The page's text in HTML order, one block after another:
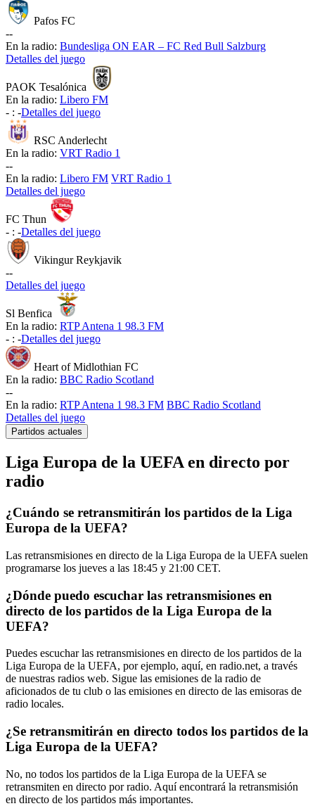
Pafos FC
--
En la radio: Bundesliga ON EAR – FC Red Bull Salzburg
Detalles del juego
PAOK Tesalónica
En la radio: Libero FM
- : -Detalles del juego
RSC Anderlecht
En la radio: VRT Radio 1
--
En la radio: Libero FM VRT Radio 1
Detalles del juego
FC Thun
- : -Detalles del juego
Vikingur Reykjavik
--
Detalles del juego
Sl Benfica
En la radio: RTP Antena 1 98.3 FM
- : -Detalles del juego
Heart of Midlothian FC
En la radio: BBC Radio Scotland
--
En la radio: RTP Antena 1 98.3 FM BBC Radio Scotland
Detalles del juego
Partidos actuales
Liga Europa de la UEFA en directo por
radio
¿Cuándo se retransmitirán los partidos de la Liga
Europa de la UEFA?
Las retransmisiones en directo de la Liga Europa de la UEFA suelen
programarse los jueves a las 18:45 y 21:00 CET.
¿Dónde puedo escuchar las retransmisiones en
directo de los partidos de la Liga Europa de la
UEFA?
Puedes escuchar las retransmisiones en directo de los partidos de la
Liga Europa de la UEFA, por ejemplo, aquí, en radio.net, a través
de nuestras radios web. Sigue las emisiones de la radio de
aficionados de tu club o las emisiones en directo de las emisoras de
radio locales.
¿Se retransmitirán en directo todos los partidos de la
Liga Europa de la UEFA?
No, no todos los partidos de la Liga Europa de la UEFA se
retransmiten en directo por radio. Aquí encontrará la retransmisión
en directo de los partidos más importantes.